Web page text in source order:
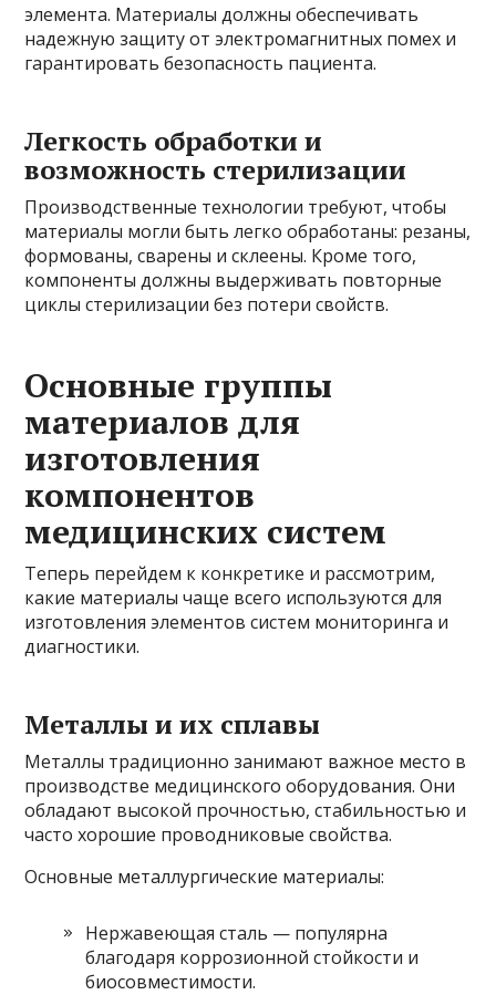
элемента. Материалы должны обеспечивать
надежную защиту от электромагнитных помех и
гарантировать безопасность пациента.
Легкость обработки и
возможность стерилизации
Производственные технологии требуют, чтобы
материалы могли быть легко обработаны: резаны,
формованы, сварены и склеены. Кроме того,
компоненты должны выдерживать повторные
циклы стерилизации без потери свойств.
Основные группы
материалов для
изготовления
компонентов
медицинских систем
Теперь перейдем к конкретике и рассмотрим,
какие материалы чаще всего используются для
изготовления элементов систем мониторинга и
диагностики.
Металлы и их сплавы
Металлы традиционно занимают важное место в
производстве медицинского оборудования. Они
обладают высокой прочностью, стабильностью и
часто хорошие проводниковые свойства.
Основные металлургические материалы:
Нержавеющая сталь — популярна
благодаря коррозионной стойкости и
биосовместимости.